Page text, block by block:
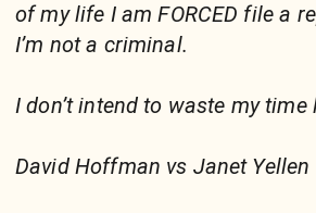
of my life I am FORCED file a
I’m not a criminal.
I don’t intend to waste my time
David Hoffman vs Janet Yellen